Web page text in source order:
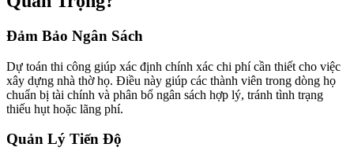
Đảm Bảo Ngân Sách
Dự toán thi công giúp xác định chính xác chi phí cần thiết cho việc
xây dựng nhà thờ họ. Điều này giúp các thành viên trong dòng họ
chuẩn bị tài chính và phân bổ ngân sách hợp lý, tránh tình trạng
thiếu hụt hoặc lãng phí.
Quản Lý Tiến Độ